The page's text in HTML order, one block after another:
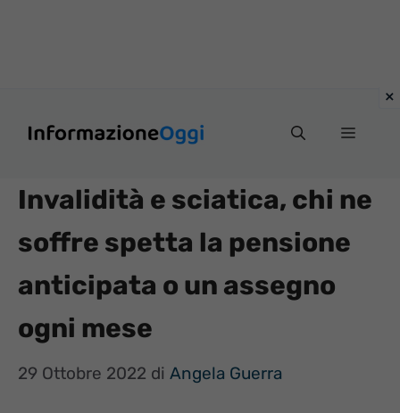
Menu
Invalidità e sciatica, chi ne
soffre spetta la pensione
anticipata o un assegno
ogni mese
29 Ottobre 2022 di Angela Guerra